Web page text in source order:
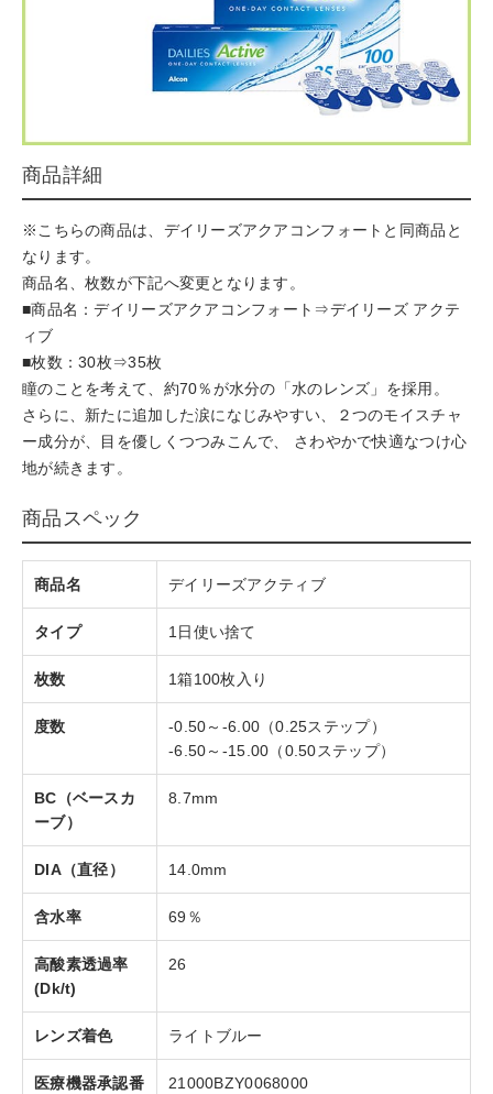
商品詳細
※こちらの商品は、デイリーズアクアコンフォートと同商品と
なります。
商品名、枚数が下記へ変更となります。
■商品名：デイリーズアクアコンフォート⇒デイリーズ アクテ
ィブ
■枚数：30枚⇒35枚
瞳のことを考えて、約70％が水分の「水のレンズ」を採用。
さらに、新たに追加した涙になじみやすい、２つのモイスチャ
ー成分が、目を優しくつつみこんで、 さわやかで快適なつけ心
地が続きます。
商品スペック
商品名 デイリーズアクティブ
タイプ 1日使い捨て
枚数 1箱100枚入り
度数
-0.50～-6.00（0.25ステップ）
-6.50～-15.00（0.50ステップ）
BC（ベースカ
ーブ）
8.7mm
DIA（直径） 14.0mm
含水率 69％
高酸素透過率
(Dk/t)
26
レンズ着色 ライトブルー
医療機器承認番
21000BZY0068000